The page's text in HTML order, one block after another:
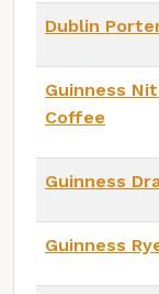
Dublin
Guinness
Coffee
Guinness
Guinness